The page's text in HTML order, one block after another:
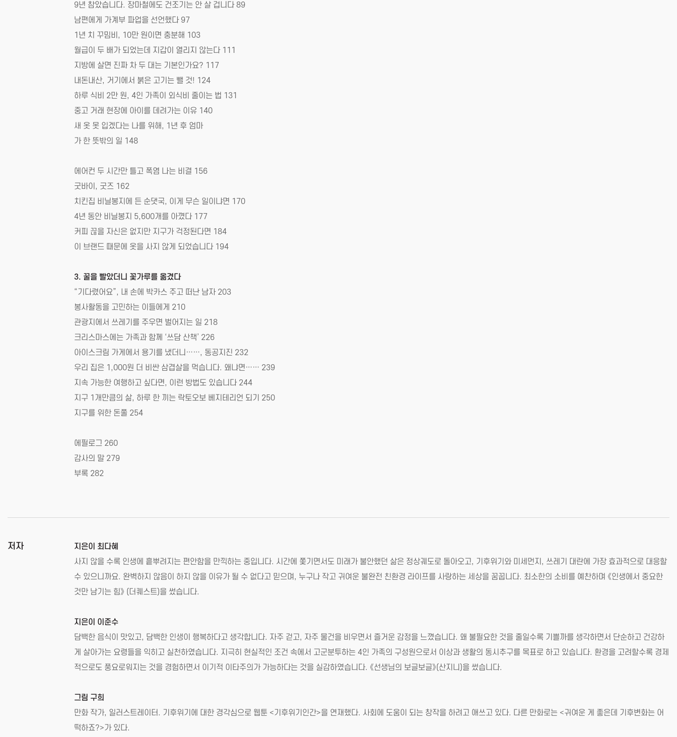
9년 참았습니다. 장마철에도 건조기는 안 살 겁니다 89
남편에게 가계부 파업을 선언했다 97
1년 치 꾸밈비, 10만 원이면 충분해 103
월급이 두 배가 되었는데 지갑이 열리지 않는다 111
지방에 살면 진짜 차 두 대는 기본인가요? 117
내돈내산, 거기에서 붉은 고기는 뺄 것! 124
하루 식비 2만 원, 4인 가족이 외식비 줄이는 법 131
중고 거래 현장에 아이를 데려가는 이유 140
새 옷 못 입겠다는 나를 위해, 1년 후 엄마
가 한 뜻밖의 일 148
에어컨 두 시간만 틀고 폭염 나는 비결 156
굿바이, 굿즈 162
치킨집 비닐봉지에 든 순댓국, 이게 무슨 일이냐면 170
4년 동안 비닐봉지 5,600개를 아꼈다 177
커피 끊을 자신은 없지만 지구가 걱정된다면 184
이 브랜드 때문에 옷을 사지 않게 되었습니다 194
3. 꿀을 빨았더니 꽃가루를 옮겼다
“기다렸어요”, 내 손에 박카스 주고 떠난 남자 203
봉사활동을 고민하는 이들에게 210
관광지에서 쓰레기를 주우면 벌어지는 일 218
크리스마스에는 가족과 함께 ‘쓰담 산책’ 226
아이스크림 가게에서 용기를 냈더니……, 동공지진 232
우리 집은 1,000원 더 비싼 삼겹살을 먹습니다. 왜냐면…… 239
지속 가능한 여행하고 싶다면, 이런 방법도 있습니다 244
지구 1개만큼의 삶, 하루 한 끼는 락토오보 베지테리언 되기 250
지구를 위한 돈쭐 254
에필로그 260
감사의 말 279
부록 282
저자
지은이 최다혜
사지 않을 수록 인생에 흩뿌려지는 편안함을 만끽하는 중입니다. 시간에 쫓기면서도 미래가 불안했던 삶은 정상궤도로 돌아오고, 기후위기와 미세먼지, 쓰레기 대란에 가장 효과적으로 대응할
수 있으니까요. 완벽하지 않음이 하지 않을 이유가 될 수 없다고 믿으며, 누구나 작고 귀여운 불완전 친환경 라이프를 사랑하는 세상을 꿈꿉니다. 최소한의 소비를 예찬하며 《인생에서 중요한
것만 남기는 힘》 (더퀘스트)을 썼습니다.
지은이 이준수
담백한 음식이 맛있고, 담백한 인생이 행복하다고 생각합니다. 자주 걷고, 자주 물건을 비우면서 즐거운 감정을 느꼈습니다. 왜 불필요한 것을 줄일수록 기쁠까를 생각하면서 단순하고 건강하
게 살아가는 요령들을 익히고 실천하였습니다. 지극히 현실적인 조건 속에서 고군분투하는 4인 가족의 구성원으로서 이상과 생활의 동시추구를 목표로 하고 있습니다. 환경을 고려할수록 경제
적으로도 풍요로워지는 것을 경험하면서 이기적 이타주의가 가능하다는 것을 실감하였습니다. 《선생님의 보글보글》(산지니)을 썼습니다.
그림 구희
만화 작가, 일러스트레이터. 기후위기에 대한 경각심으로 웹툰 <기후위기인간>을 연재했다. 사회에 도움이 되는 창작을 하려고 애쓰고 있다. 다른 만화로는 <귀여운 게 좋은데 기후변화는 어
떡하죠?>가 있다.